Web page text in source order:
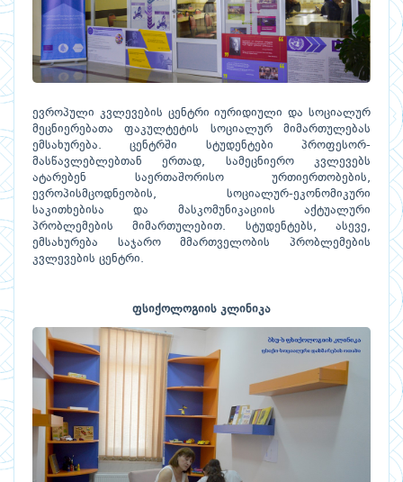
ევროპული კვლევების ცენტრი იურიდიული და სოციალურ
მეცნიერებათა ფაკულტეტის სოციალურ მიმართულებას
ემსახურება. ცენტრში სტუდენტები პროფესორ-
მასწავლებლებთან ერთად, სამეცნიერო კვლევებს
ატარებენ საერთაშორისო ურთიერთობების,
ევროპისმცოდნეობის, სოციალურ-ეკონომიკური
საკითხებისა და მასკომუნიკაციის აქტუალური
პრობლემების მიმართულებით. სტუდენტებს, ასევე,
ემსახურება საჯარო მმართველობის პრობლემების
კვლევების ცენტრი.
ფსიქოლოგიის კლინიკა